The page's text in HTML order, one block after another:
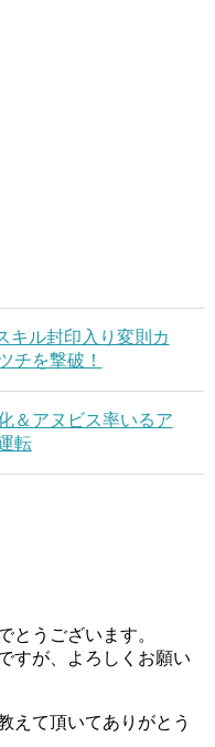
キル封印入り変則カ
チを撃破！
＆アヌビス率いるア
転
とうございます。
すが、よろしくお願い
えて頂いてありがとう